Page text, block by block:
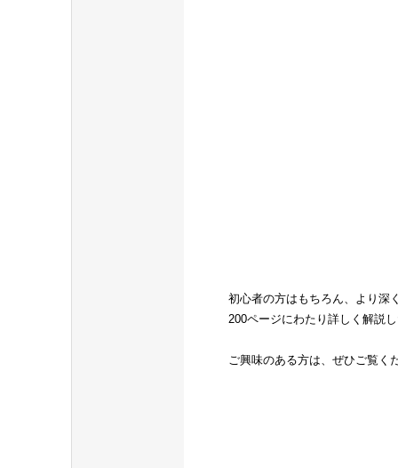
初心者の方はもちろん、より深
200ページにわたり詳しく解説
ご興味のある方は、ぜひご覧く